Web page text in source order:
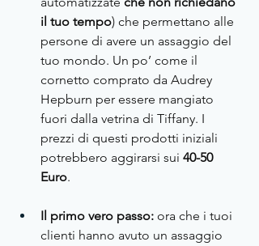
il tuo tempo) che permettano alle
persone di avere un assaggio del
tuo mondo. Un po’ come il
cornetto comprato da Audrey
Hepburn per essere mangiato
fuori dalla vetrina di Tiffany. I
prezzi di questi prodotti iniziali
potrebbero aggirarsi sui 40-50
Euro.
Il primo vero passo: ora che i tuoi
clienti hanno avuto un assaggio